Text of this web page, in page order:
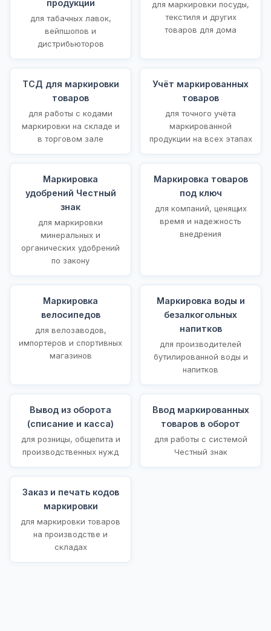
продукции
для табачных лавок,
вейпшопов и
дистрибьюторов
для маркировки посуды,
текстиля и других
товаров для дома
ТСД для маркировки
товаров
для работы с кодами
маркировки на складе и
в торговом зале
Учёт маркированных
товаров
для точного учёта
маркированной
продукции на всех этапах
Маркировка
удобрений Честный
знак
для маркировки
минеральных и
органических удобрений
по закону
Маркировка товаров
под ключ
для компаний, ценящих
время и надежность
внедрения
Маркировка
велосипедов
для велозаводов,
импортеров и спортивных
магазинов
Маркировка воды и
безалкогольных
напитков
для производителей
бутилированной воды и
напитков
Вывод из оборота
(списание и касса)
для розницы, общепита и
производственных нужд
Ввод маркированных
товаров в оборот
для работы с системой
Честный знак
Заказ и печать кодов
маркировки
для маркировки товаров
на производстве и
складах